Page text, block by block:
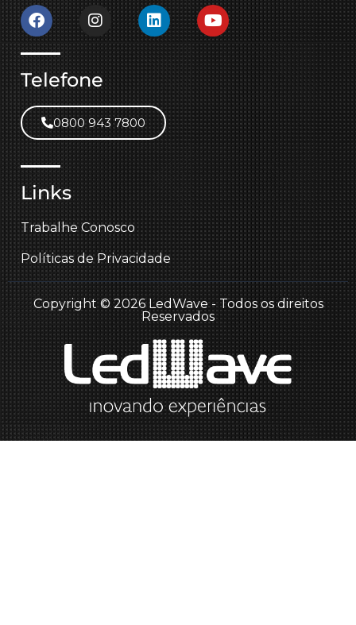
Telefone
0800 943 7800
Links
Trabalhe Conosco
Políticas de Privacidade
Copyright © 2026 LedWave - Todos os direitos
Reservados